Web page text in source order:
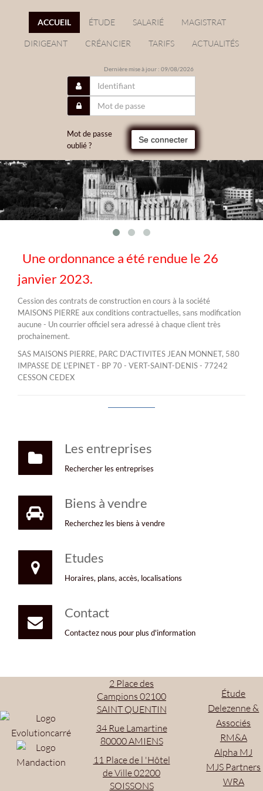
ACCUEIL ÉTUDE SALARIÉ MAGISTRAT
DIRIGEANT CRÉANCIER TARIFS ACTUALITÉS
Dernière mise à jour : 09/08/2026
Mot de passe
oublié ?
Se connecter
Une ordonnance a été rendue le 26
janvier 2023.
Cession des contrats de construction en cours à la société
MAISONS PIERRE aux conditions contractuelles, sans modification
aucune - Un courrier officiel sera adressé à chaque client très
prochainement.
SAS MAISONS PIERRE, PARC D'ACTIVITES JEAN MONNET, 580
IMPASSE DE L'EPINET - BP 70 - VERT-SAINT-DENIS - 77242
CESSON CEDEX
Les entreprises
Rechercher les entreprises
Biens à vendre
Recherchez les biens à vendre
Etudes
Horaires, plans, accès, localisations
Contact
Contactez nous pour plus d'information
2 Place des
Campions 02100
SAINT QUENTIN
34 Rue Lamartine
80000 AMIENS
11 Place de l 'Hôtel
de Ville 02200
SOISSONS
Étude
Delezenne &
Associés
RM&A
Alpha MJ
MJS Partners
WRA